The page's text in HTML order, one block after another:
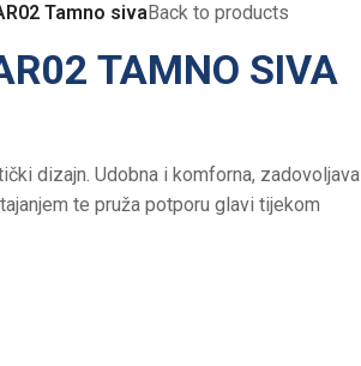
Tamno sivaBack to products
TAMNO SIVA
dizajn. Udobna i komforna, zadovoljava
te pruža potporu glavi tijekom